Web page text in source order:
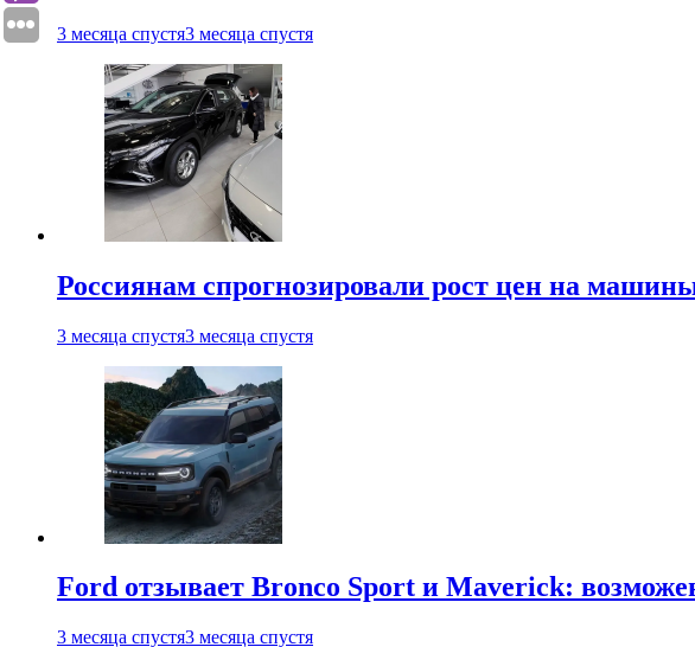
3 месяца спустя3 месяца спустя
Россиянам спрогнозировали рост цен на
3 месяца спустя3 месяца спустя
Ford отзывает Bronco Sport и Maverick:
3 месяца спустя3 месяца спустя